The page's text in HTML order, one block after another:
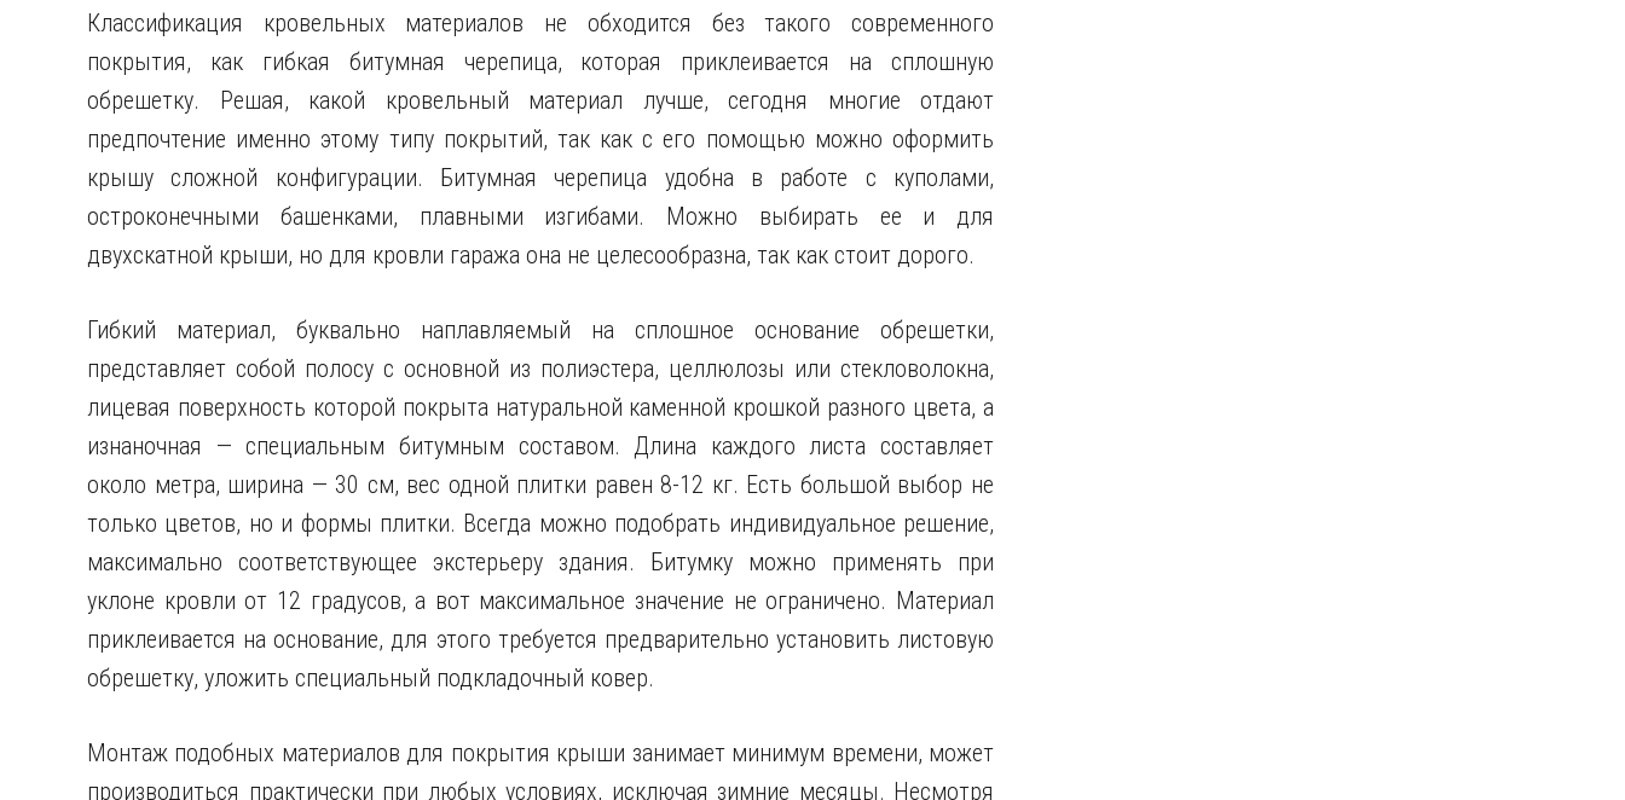
Классификация кровельных материалов не обходится без такого современного
покрытия, как гибкая битумная черепица, которая приклеивается на сплошную
обрешетку. Решая, какой кровельный материал лучше, сегодня многие отдают
предпочтение именно этому типу покрытий, так как с его помощью можно оформить
крышу сложной конфигурации. Битумная черепица удобна в работе с куполами,
остроконечными башенками, плавными изгибами. Можно выбирать ее и для
двухскатной крыши, но для кровли гаража она не целесообразна, так как стоит дорого.
Гибкий материал, буквально наплавляемый на сплошное основание обрешетки,
представляет собой полосу с основной из полиэстера, целлюлозы или стекловолокна,
лицевая поверхность которой покрыта натуральной каменной крошкой разного цвета, а
изнаночная — специальным битумным составом. Длина каждого листа составляет
около метра, ширина — 30 см, вес одной плитки равен 8-12 кг. Есть большой выбор не
только цветов, но и формы плитки. Всегда можно подобрать индивидуальное решение,
максимально соответствующее экстерьеру здания. Битумку можно применять при
уклоне кровли от 12 градусов, а вот максимальное значение не ограничено. Материал
приклеивается на основание, для этого требуется предварительно установить листовую
обрешетку, уложить специальный подкладочный ковер.
Монтаж подобных материалов для покрытия крыши занимает минимум времени, может
производиться практически при любых условиях, исключая зимние месяцы. Несмотря